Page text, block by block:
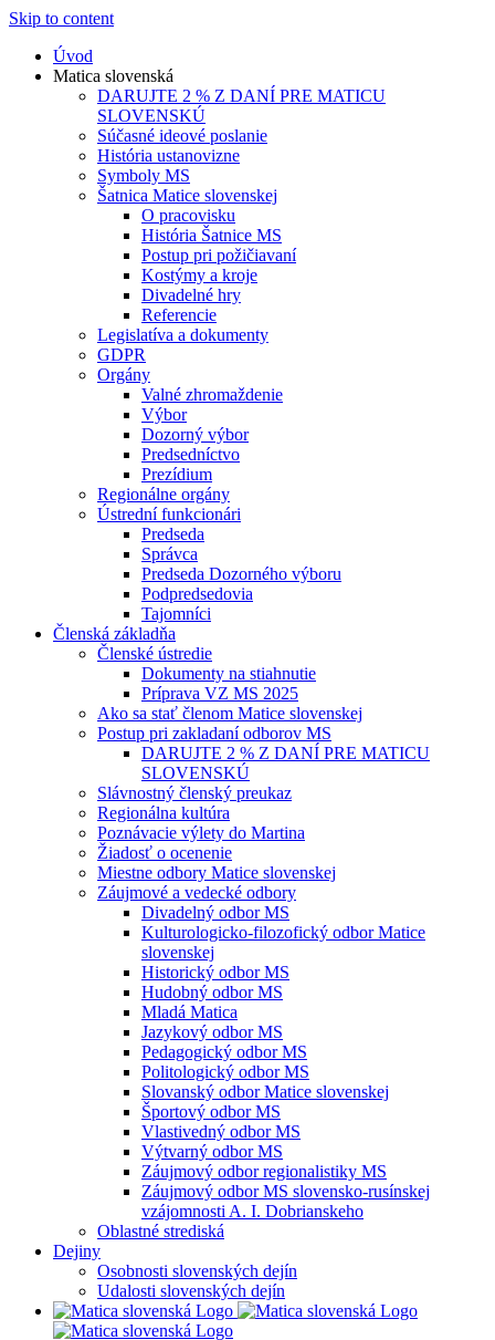
Skip to content
Úvod
Matica slovenská
DARUJTE 2 % Z DANÍ PRE MATICU
SLOVENSKÚ
Súčasné ideové poslanie
História ustanovizne
Symboly MS
Šatnica Matice slovenskej
O pracovisku
História Šatnice MS
Postup pri požičiavaní
Kostýmy a kroje
Divadelné hry
Referencie
Legislatíva a dokumenty
GDPR
Orgány
Valné zhromaždenie
Výbor
Dozorný výbor
Predsedníctvo
Prezídium
Regionálne orgány
Ústrední funkcionári
Predseda
Správca
Predseda Dozorného výboru
Podpredsedovia
Tajomníci
Členská základňa
Členské ústredie
Dokumenty na stiahnutie
Príprava VZ MS 2025
Ako sa stať členom Matice slovenskej
Postup pri zakladaní odborov MS
DARUJTE 2 % Z DANÍ PRE MATICU
SLOVENSKÚ
Slávnostný členský preukaz
Regionálna kultúra
Poznávacie výlety do Martina
Žiadosť o ocenenie
Miestne odbory Matice slovenskej
Záujmové a vedecké odbory
Divadelný odbor MS
Kulturologicko-filozofický odbor Matice
slovenskej
Historický odbor MS
Hudobný odbor MS
Mladá Matica
Jazykový odbor MS
Pedagogický odbor MS
Politologický odbor MS
Slovanský odbor Matice slovenskej
Športový odbor MS
Vlastivedný odbor MS
Výtvarný odbor MS
Záujmový odbor regionalistiky MS
Záujmový odbor MS slovensko-rusínskej
vzájomnosti A. I. Dobrianskeho
Oblastné strediská
Dejiny
Osobnosti slovenských dejín
Udalosti slovenských dejín